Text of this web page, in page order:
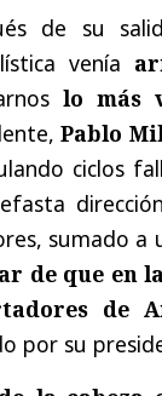
de su
venía
lo más
Pablo
ciclos
sumado a
de que en
de
por su